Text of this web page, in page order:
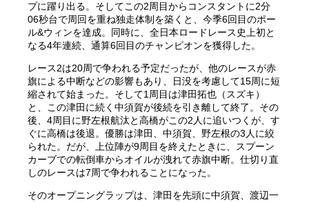
プに躍り出る。そしてこの2周目からコンスタントに2分
06秒台で周回を重ね独走体制を築くと、今季6回目のポー
ル&ウィンを達成。同時に、全日本ロードレース史上初と
なる4年連続、通算6回目のチャンピオンを獲得した。
レース2は20周で争われる予定だったが、他のレースが赤
旗による中断などの影響もあり、日没を考慮して15周に短
縮されて始まった。そして1周目は津田拓也（スズキ）
と、この津田に続く中須賀が後続を引き離して終了。その
後、4周目に野左根航汰と高橋がこの2人に追いつくが、す
ぐに高橋は後退。優勝は津田、中須賀、野左根の3人に絞
られた。だが、上位陣が9周目を終えたときに、スプーン
カーブでの転倒車からオイルが洩れて赤旗中断。仕切り直
しのレースは7周で争われることになった。
そのオープニングラップは、津田を先頭に中須賀、渡辺一